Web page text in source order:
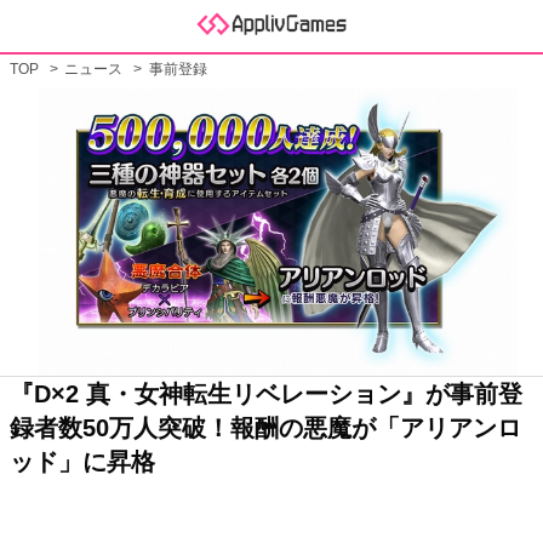
TOP ニュース 事前登録
『D×2 真・女神転生リベレーション』が事前登
録者数50万人突破！報酬の悪魔が「アリアンロ
ッド」に昇格